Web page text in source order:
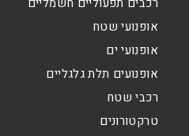
אופנועי שטח
אופנועי ים
אופנועים תלת גלגליים
רכבי שטח
טרקטורונים